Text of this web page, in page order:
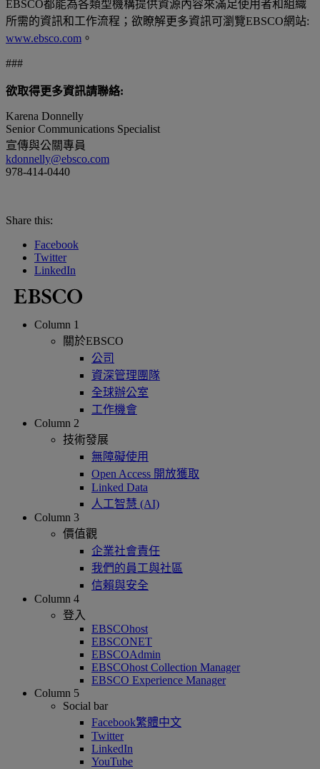
EBSCO都能為各類型機構提供資源內容來滿足使用者和組織
所需的資訊和工作流程；欲瞭解更多資訊可瀏覽EBSCO網站:
www.ebsco.com 。
###
欲取得更多資訊請聯絡:
Karena Donnelly
Senior Communications Specialist
宣傳與公關專員
kdonnelly@ebsco.com
978-414-0440
Share this:
Facebook
Twitter
LinkedIn
Column 1
關於EBSCO
公司
資深管理團隊
全球辦公室
工作機會
Column 2
技術發展
無障礙使用
Open Access 開放獲取
Linked Data
人工智慧 (AI)
Column 3
價值觀
企業社會責任
我們的員工與社區
信賴與安全
Column 4
登入
EBSCOhost
EBSCONET
EBSCOAdmin
EBSCOhost Collection Manager
EBSCO Experience Manager
Column 5
Social bar
Facebook繁體中文
Twitter
LinkedIn
YouTube